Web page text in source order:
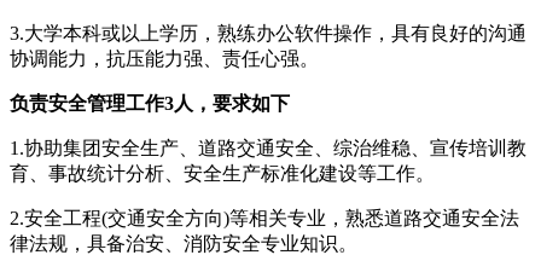
3.大学本科或以上学历，熟练办公软件操作，具有良好的沟通
协调能力，抗压能力强、责任心强。
负责安全管理工作3人，要求如下
1.协助集团安全生产、道路交通安全、综治维稳、宣传培训教
育、事故统计分析、安全生产标准化建设等工作。
2.安全工程(交通安全方向)等相关专业，熟悉道路交通安全法
律法规，具备治安、消防安全专业知识。